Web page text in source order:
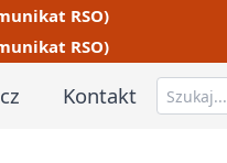
RSO)
RSO)
Kontakt